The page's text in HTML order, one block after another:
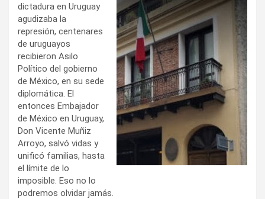
dictadura en Uruguay
agudizaba la
represión, centenares
de uruguayos
recibieron Asilo
Político del gobierno
de México, en su sede
diplomática. El
entonces Embajador
de México en Uruguay,
Don Vicente Muñiz
Arroyo, salvó vidas y
unificó familias, hasta
el límite de lo
imposible. Eso no lo
podremos olvidar jamás.